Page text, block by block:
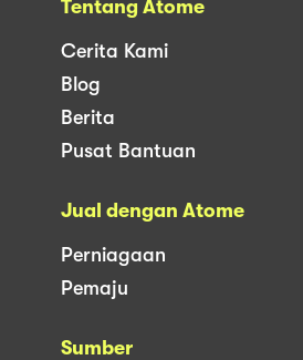
Tentang Atome
Cerita Kami
Blog
Berita
Pusat Bantuan
Jual dengan Atome
Perniagaan
Pemaju
Sumber